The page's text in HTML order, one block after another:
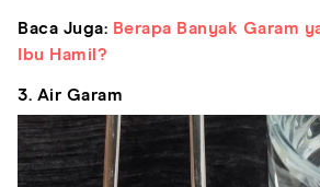
Baca Juga: Berapa Banyak Garam
Ibu Hamil?
3. Air Garam